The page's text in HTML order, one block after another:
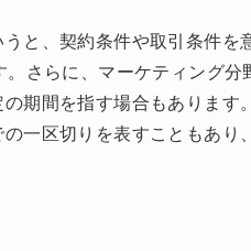
と、契約条件や取引条件を
さらに、マーケティング分
期間を指す場合もあります
一区切りを表すこともあ